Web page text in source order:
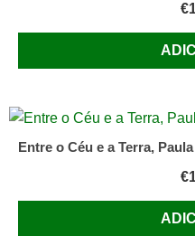
€
Entre o Céu e a Terra,
€